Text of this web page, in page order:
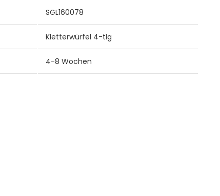
SGL160078
Kletterwürfel 4-tlg
4-8 Wochen